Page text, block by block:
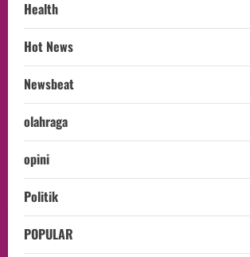
Health
Hot News
Newsbeat
olahraga
opini
Politik
POPULAR